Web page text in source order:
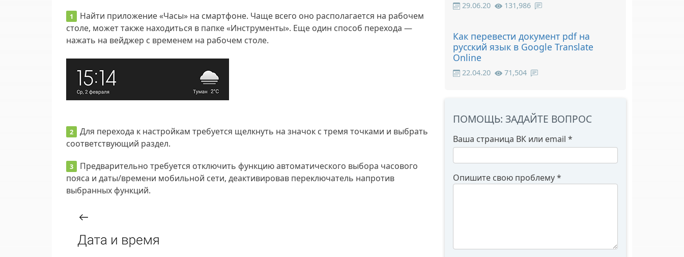
Найти приложение «Часы» на смартфоне. Чаще всего оно располагается на рабочем
столе, может также находиться в папке «Инструменты». Еще один способ перехода —
нажать на вейджер с временем на рабочем столе.
Для перехода к настройкам требуется щелкнуть на значок с тремя точками и выбрать
соответствующий раздел.
Предварительно требуется отключить функцию автоматического выбора часового
пояса и даты/времени мобильной сети, деактивировав переключатель напротив
выбранных функций.
29.06.20 131,986
Как перевести документ pdf на
русский язык в Google Translate
Online
22.04.20 71,504
ПОМОЩЬ: ЗАДАЙТЕ ВОПРОС
Ваша страница ВК или email *
Опишите свою проблему*